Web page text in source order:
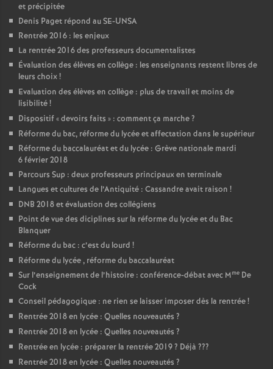
et précipitée
Denis Paget répond au SE-UNSA
Rentrée 2016 : les enjeux
La rentrée 2016 des professeurs documentalistes
Évaluation des élèves en collège : les enseignants restent libres de
leurs choix!
Evaluation des élèves en collège : plus de travail et moins de
lisibilité!
Dispositif «devoirs faits » : comment ça marche?
Réforme du bac, réforme du lycée et affectation dans le supérieur
Réforme du baccalauréat et du lycée : Grève nationale mardi
6 février 2018
Parcours Sup : deux professeurs principaux en terminale
Langues et cultures de l’Antiquité : Cassandre avait raison !
DNB 2018 et évaluation des collégiens
Point de vue des diciplines sur la réforme du lycée et du Bac
Blanquer
Réforme du bac : c’est du lourd !
Réforme du lycée , réforme du baccalauréat
Sur l’enseignement de l’histoire : conférence-débat avec Mme De
Cock
Conseil pédagogique : ne rien se laisser imposer dès la rentrée!
Rentrée 2018 en lycée : Quelles nouveautés ?
Rentrée 2018 en lycée : Quelles nouveautés ?
Rentrée en lycée : préparer la rentrée 2019? Déjà ???
Rentrée 2018 en lycée : Quelles nouveautés ?